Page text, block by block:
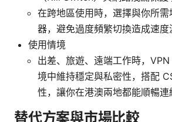
在跨地區使用時，選擇與你所
器，避免過度頻繁切換造成速度
使用情境
出差、旅遊、遠端工作時，
境中維持穩定與私密性，搭配
性，讓你在港澳兩地都能順暢連
替代方案與市場比較